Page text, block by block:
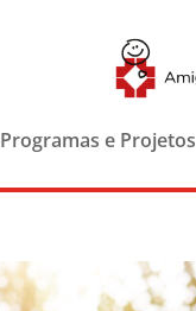
Programas e Projetos